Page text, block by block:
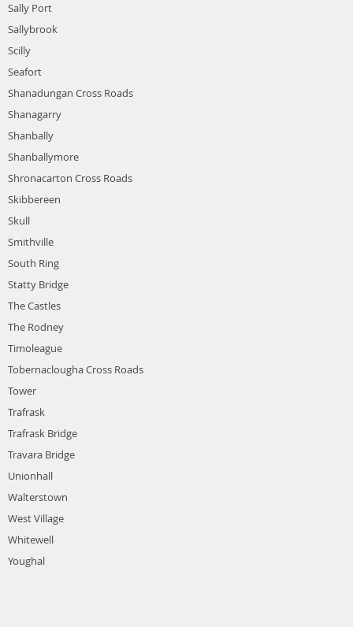
Sally Port
Sallybrook
Scilly
Seafort
Shanadungan Cross Roads
Shanagarry
Shanbally
Shanballymore
Shronacarton Cross Roads
Skibbereen
Skull
Smithville
South Ring
Statty Bridge
The Castles
The Rodney
Timoleague
Tobernaclougha Cross Roads
Tower
Trafrask
Trafrask Bridge
Travara Bridge
Unionhall
Walterstown
West Village
Whitewell
Youghal